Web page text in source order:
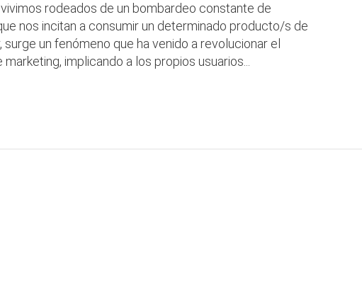
rodeados de un bombardeo constante de
nos incitan a consumir un determinado producto/s de
surge un fenómeno que ha venido a revolucionar el
implicando a los propios usuarios...